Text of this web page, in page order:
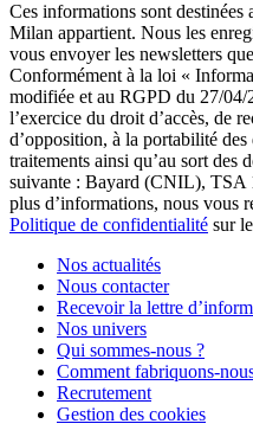
Ces informations sont
Milan appartient. Nous les
vous envoyer les newsletters
Conformément à la loi «
modifiée et au RGPD du 27/04/
l’exercice du droit d’accès, de
d’opposition, à la portabilité
traitements ainsi qu’au sort des
suivante : Bayard (CNIL), TSA
plus d’informations, nous vous
Politique de confidentialité sur
Nos actualités
Nous contacter
Recevoir la lettre
Nos univers
Qui sommes-nous ?
Comment fabriquons-
Recrutement
Gestion des cookies